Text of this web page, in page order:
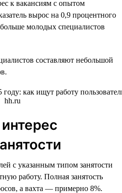
к вакансиям с опытом
вырос на 0,9 процентного
молодых специалистов
составляют небольшой
с указанным типом занятости
работу. Полная занятость
а вахта — примерно 8%.